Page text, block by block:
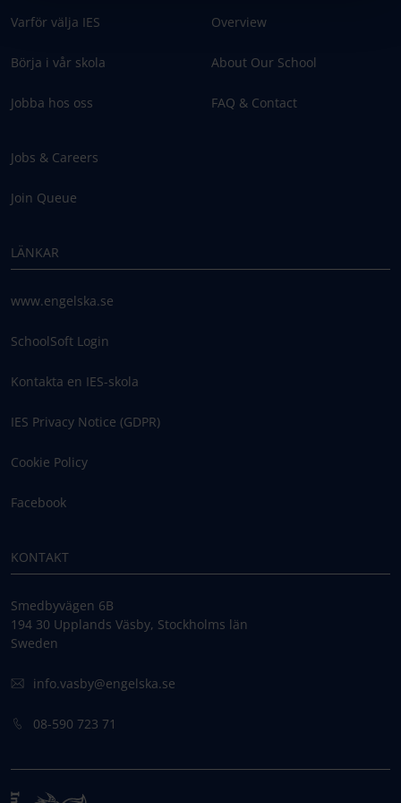
Varför välja IES
Börja i vår skola
Jobba hos oss
Overview
About Our School
FAQ & Contact
Jobs & Careers
Join Queue
LÄNKAR
www.engelska.se
SchoolSoft Login
Kontakta en IES-skola
IES Privacy Notice (GDPR)
Cookie Policy
Facebook
KONTAKT
Smedbyvägen 6B
194 30 Upplands Väsby, Stockholms län
Sweden
info.vasby@engelska.se
08-590 723 71